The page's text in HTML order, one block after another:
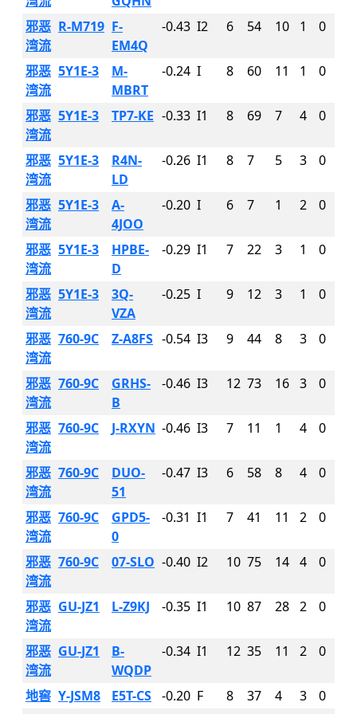
邪恶
湾流
R-M719 F-
EM4Q
-0.43 I2 6 54 10 1 0
邪恶
湾流
5Y1E-3
M-
MBRT
-0.24 I 8 60 11 1 0
邪恶
湾流
5Y1E-3 TP7-KE -0.33 I1 8 69 7 4 0
邪恶
湾流
5Y1E-3
R4N-
LD
-0.26 I1 8 7 5 3 0
邪恶
湾流
5Y1E-3
A-
4JOO
-0.20 I 6 7 1 2 0
邪恶
湾流
5Y1E-3
HPBE-
D
-0.29 I1 7 22 3 1 0
邪恶
湾流
5Y1E-3
3Q-
VZA
-0.25 I 9 12 3 1 0
邪恶
湾流
760-9C Z-A8FS -0.54 I3 9 44 8 3 0
邪恶
湾流
760-9C
GRHS-
B
-0.46 I3 12 73 16 3 0
邪恶
湾流
760-9C J-RXYN -0.46 I3 7 11 1 4 0
邪恶
湾流
760-9C
DUO-
51
-0.47 I3 6 58 8 4 0
邪恶
湾流
760-9C
GPD5-
0
-0.31 I1 7 41 11 2 0
邪恶
湾流
760-9C 07-SLO -0.40 I2 10 75 14 4 0
邪恶
湾流
GU-JZ1 L-Z9KJ -0.35 I1 10 87 28 2 0
邪恶
湾流
GU-JZ1
B-
WQDP
-0.34 I1 12 35 11 2 0
地窖 Y-JSM8 E5T-CS -0.20 F 8 37 4 3
0